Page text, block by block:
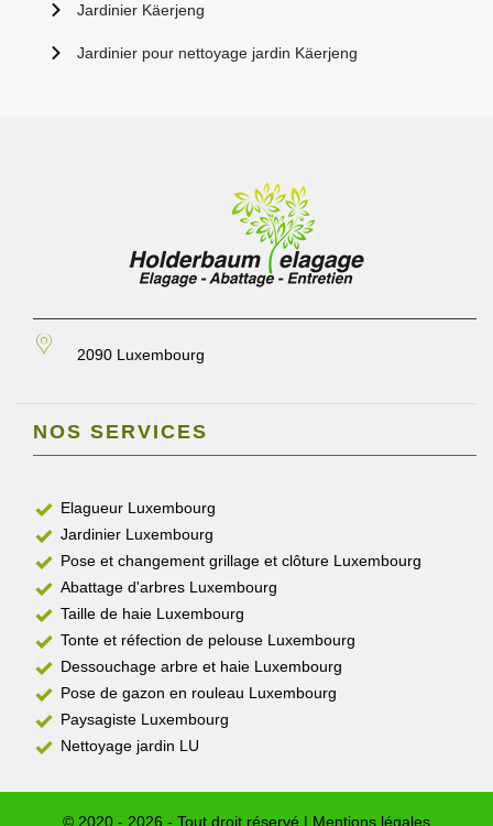
Jardinier Käerjeng
Jardinier pour nettoyage jardin Käerjeng
2090 Luxembourg
NOS SERVICES
Elagueur Luxembourg
Jardinier Luxembourg
Pose et changement grillage et clôture Luxembourg
Abattage d'arbres Luxembourg
Taille de haie Luxembourg
Tonte et réfection de pelouse Luxembourg
Dessouchage arbre et haie Luxembourg
Pose de gazon en rouleau Luxembourg
Paysagiste Luxembourg
Nettoyage jardin LU
© 2020 - 2026 - Tout droit réservé | Mentions légales